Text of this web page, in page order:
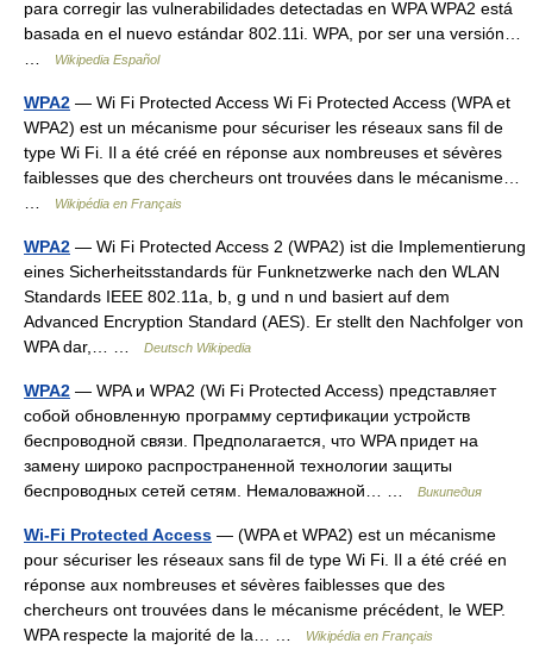
para corregir las vulnerabilidades detectadas en WPA WPA2 está
basada en el nuevo estándar 802.11i. WPA, por ser una versión…
Wikipedia Español
WPA2 — Wi Fi Protected Access Wi Fi Protected Access (WPA et
WPA2) est un mécanisme pour sécuriser les réseaux sans fil de
type Wi Fi. Il a été créé en réponse aux nombreuses et sévères
faiblesses que des chercheurs ont trouvées dans le mécanisme…
Wikipédia en Français
WPA2 — Wi Fi Protected Access 2 (WPA2) ist die Implementierung
eines Sicherheitsstandards für Funknetzwerke nach den WLAN
Standards IEEE 802.11a, b, g und n und basiert auf dem
Advanced Encryption Standard (AES). Er stellt den Nachfolger von
WPA dar,… …
Deutsch Wikipedia
WPA2 — WPA и WPA2 (Wi Fi Protected Access) представляет
собой обновленную программу сертификации устройств
беспроводной связи. Предполагается, что WPA придет на
замену широко распространенной технологии защиты
беспроводных сетей сетям. Немаловажной… …
Википедия
Wi-Fi Protected Access — (WPA et WPA2) est un mécanisme
pour sécuriser les réseaux sans fil de type Wi Fi. Il a été créé en
réponse aux nombreuses et sévères faiblesses que des
chercheurs ont trouvées dans le mécanisme précédent, le WEP.
WPA respecte la majorité de la… …
Wikipédia en Français